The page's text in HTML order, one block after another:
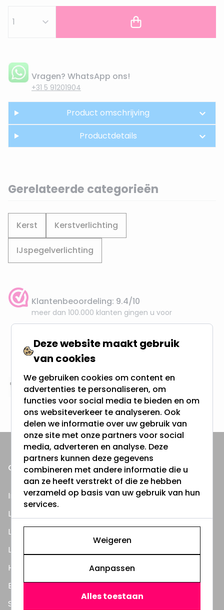
Vragen? WhatsApp ons!
+31 5 91201904
Product omschrijving
Productdetails
Gerelateerde categorieën
Kerst Kerstverlichting
IJspegelverlichting
Klantenbeoordeling: 9.4/10
meer dan 100.000 klanten gingen u voor
Gratis verzending + snel geleverd
Vanaf EUR100,- naar NL & BE
& 100 dagen recht op retour
Altijd uit eigen voorraad
3000m2 - 60.000+ Producten
ONZE PRODUCTEN
Inbouwspots
LED Lampen
LED TL Buizen
LED Panelen
Highbay's / Ufo's
Bouwlampen
Straatlampen
Deze website maakt gebruik
van cookies
We gebruiken cookies om content en
advertenties te personaliseren, om
functies voor social media te bieden en om
ons websiteverkeer te analyseren. Ook
delen we informatie over uw gebruik van
onze site met onze partners voor social
media, adverteren en analyse. Deze
partners kunnen deze gegevens
combineren met andere informatie die u
aan ze heeft verstrekt of die ze hebben
verzameld op basis van uw gebruik van hun
services.
Weigeren
Aanpassen
Alles toestaan